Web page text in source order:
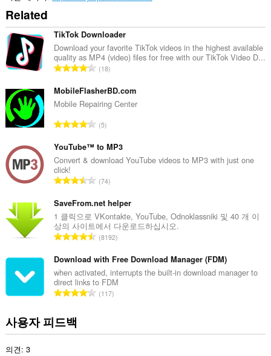
Related
TikTok Downloader
Download your favorite TikTok videos in the highest available
quality as MP4 (video) files for free with our TikTok Video D...
총
급
수
18
MobileFlasherBD.com
Mobile Repairing Center
총
급
수
5
YouTube™ to MP3
Convert & download YouTube videos to MP3 with just one
click!
총
급
수
:
74
SaveFrom.net helper
1 클릭으로 VKontakte, YouTube, Odnoklassniki 및 40 개 이
상의 사이트에서 다운로드하십시오.
총
급
수
:
8192
Download with Free Download Manager (FDM)
when activated, interrupts the built-in download manager to
direct links to FDM
총117
사용자 피드백
의견: 3